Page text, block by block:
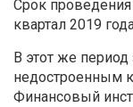
Срок проведения
квартал 2019
В этот же
недостроенным
Финансовый